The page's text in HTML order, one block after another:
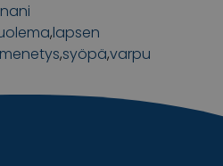
,lapsen
menetys,syöpä,varpu